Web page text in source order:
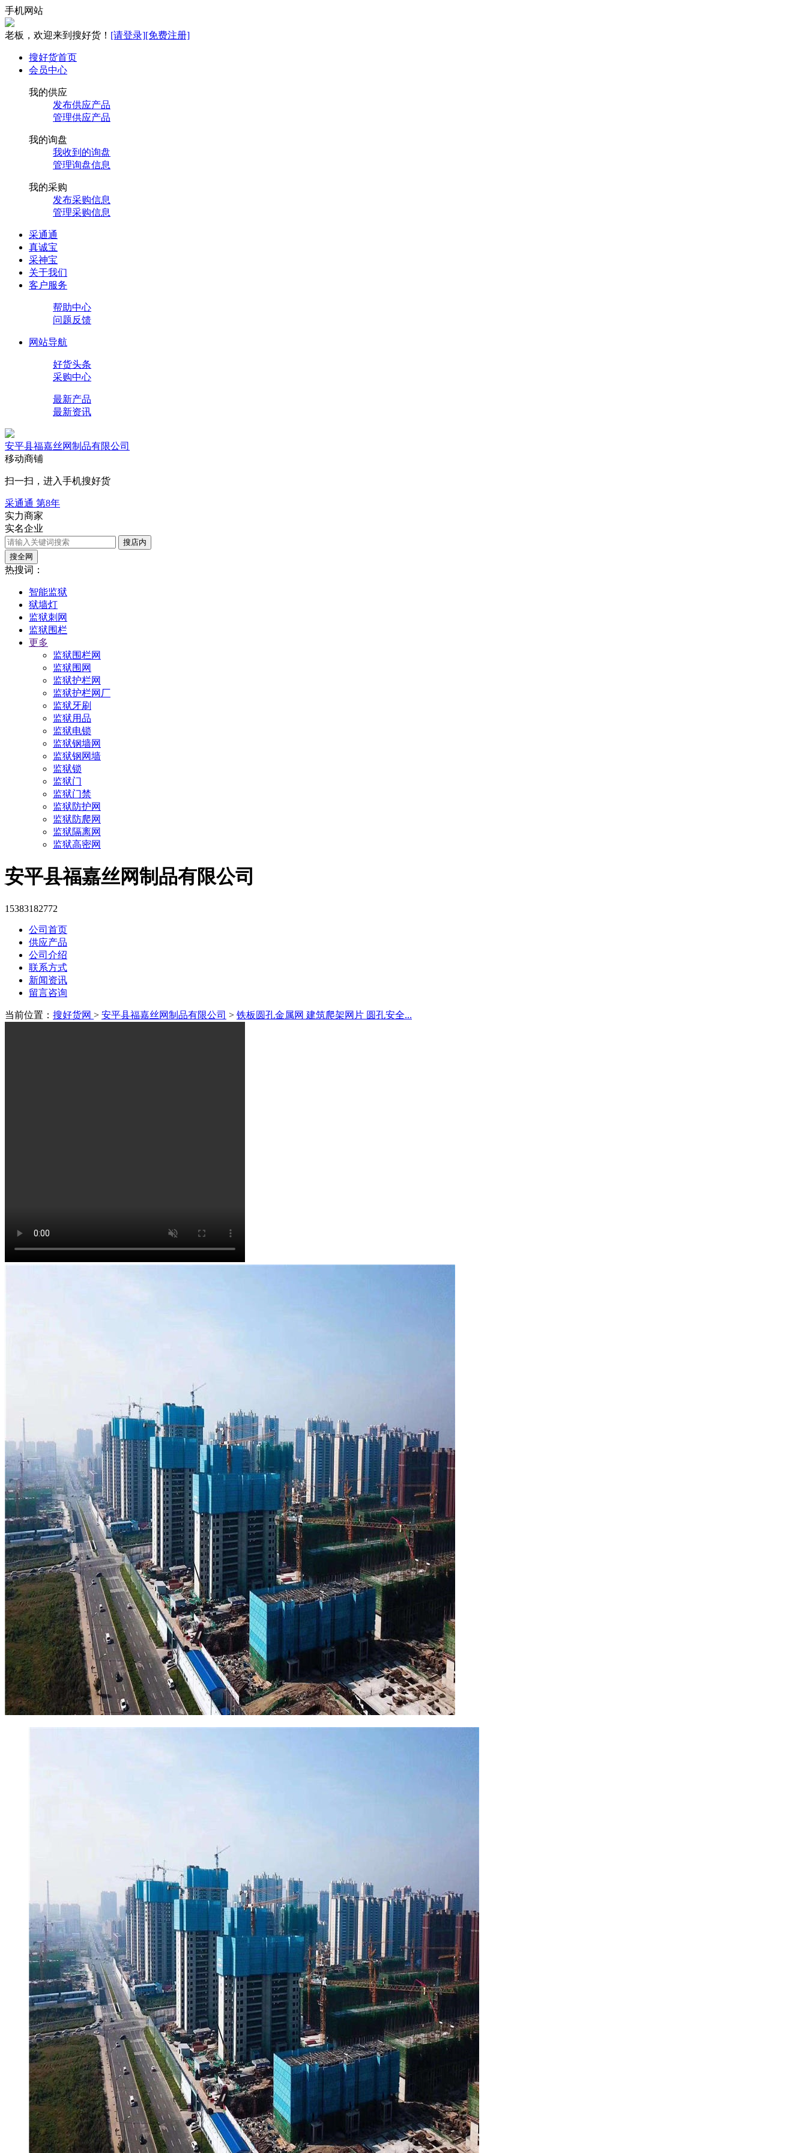
手机网站
老板，欢迎来到搜好货！ [请登录][免费注册]
搜好货首页
会员中心
我的供应
发布供应产品
管理供应产品
我的询盘
我收到的询盘
管理询盘信息
我的采购
发布采购信息
管理采购信息
采通通
真诚宝
采神宝
关于我们
客户服务
帮助中心
问题反馈
网站导航
好货头条
采购中心
最新产品
最新资讯
安平县福嘉丝网制品有限公司
移动商铺
扫一扫，进入手机搜好货
采通通 第8年
实力商家
实名企业
搜店内
搜全网
热搜词：
智能监狱
狱墙灯
监狱刺网
监狱围栏
更多
监狱围栏网
监狱围网
监狱护栏网
监狱护栏网厂
监狱牙刷
监狱用品
监狱电锁
监狱钢墙网
监狱钢网墙
监狱锁
监狱门
监狱门禁
监狱防护网
监狱防爬网
监狱隔离网
监狱高密网
安平县福嘉丝网制品有限公司
15383182772
公司首页
供应产品
公司介绍
联系方式
新闻资讯
留言咨询
当前位置： 搜好货网 > 安平县福嘉丝网制品有限公司 > 铁板圆孔金属网 建筑爬架网片 圆孔安全...